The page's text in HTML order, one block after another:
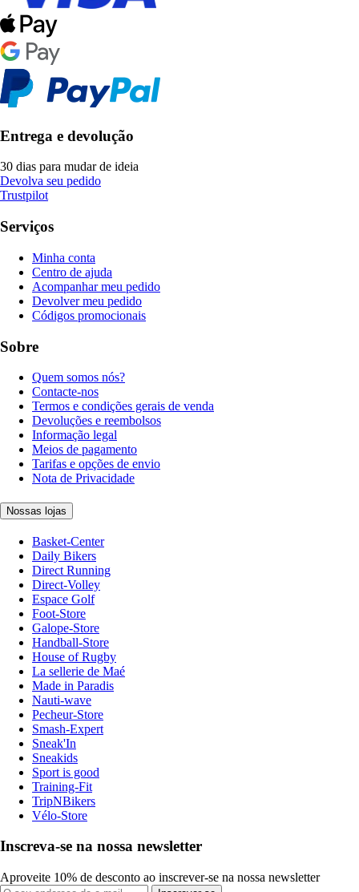
Entrega e devolução
30 dias para mudar de ideia
Devolva seu pedido
Trustpilot
Serviços
Minha conta
Centro de ajuda
Acompanhar meu pedido
Devolver meu pedido
Códigos promocionais
Sobre
Quem somos nós?
Contacte-nos
Termos e condições gerais de venda
Devoluções e reembolsos
Informação legal
Meios de pagamento
Tarifas e opções de envio
Nota de Privacidade
Nossas lojas
Basket-Center
Daily Bikers
Direct Running
Direct-Volley
Espace Golf
Foot-Store
Galope-Store
Handball-Store
House of Rugby
La sellerie de Maé
Made in Paradis
Nauti-wave
Pecheur-Store
Smash-Expert
Sneak'In
Sneakids
Sport is good
Training-Fit
TripNBikers
Vélo-Store
Inscreva-se na nossa newsletter
Aproveite 10% de desconto ao inscrever-se na nossa newsletter